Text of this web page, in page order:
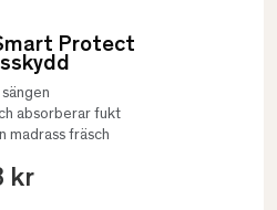
Protect
sängen
absorberar fukt
madrass fräsch
kr